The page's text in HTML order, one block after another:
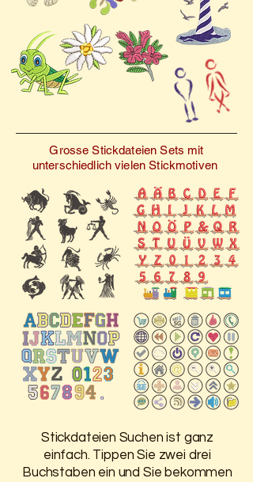
Wintersaison mit „Winter,
Schneeblumen 2“, digitalen
Stickdateien, auf ein neues
Level.
empfehlen wir zudem, vor
dem eigentlichen Projekt
eine Stickprobe auf
ähnlichem Stoff
Grosse Stickdateien Sets mit
unterschiedlich vielen Stickmotiven
Stickdateien Suchen ist ganz
einfach. Tippen Sie zwei drei
Buchstaben ein und Sie bekommen